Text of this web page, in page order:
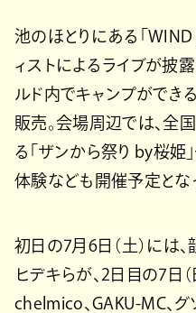
池のほとりにある「
ィストによるライブが披
ルド内でキャンプができ
販売。会場周辺では、全
る「ザンから祭り by桜姫
体験なども開催予定とな
初日の7月6日（土）には
ヒデキらが、2日目の7日（
chelmico、GAKU-MC、